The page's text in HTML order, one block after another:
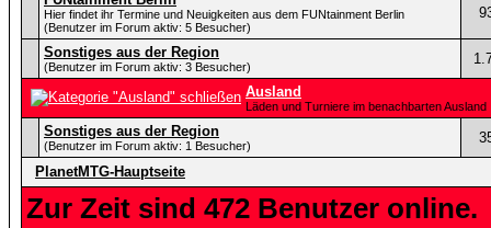
Hier findet ihr Termine und Neuigkeiten aus dem FUNtainment Berlin
(Benutzer im Forum aktiv: 5 Besucher)
Sonstiges aus der Region
(Benutzer im Forum aktiv: 3 Besucher)
Ausland
Läden und Turniere im benachbarten Ausland
Sonstiges aus der Region
(Benutzer im Forum aktiv: 1 Besucher)
PlanetMTG-Hauptseite
Zur Zeit sind 472 Benutzer online.